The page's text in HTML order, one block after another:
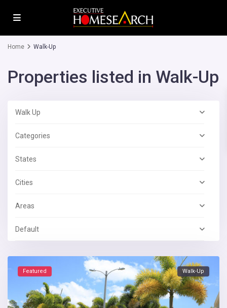
Home Walk-Up
Properties listed in Walk-Up
Walk Up
Categories
States
Cities
Areas
Default
Featured Walk-Up